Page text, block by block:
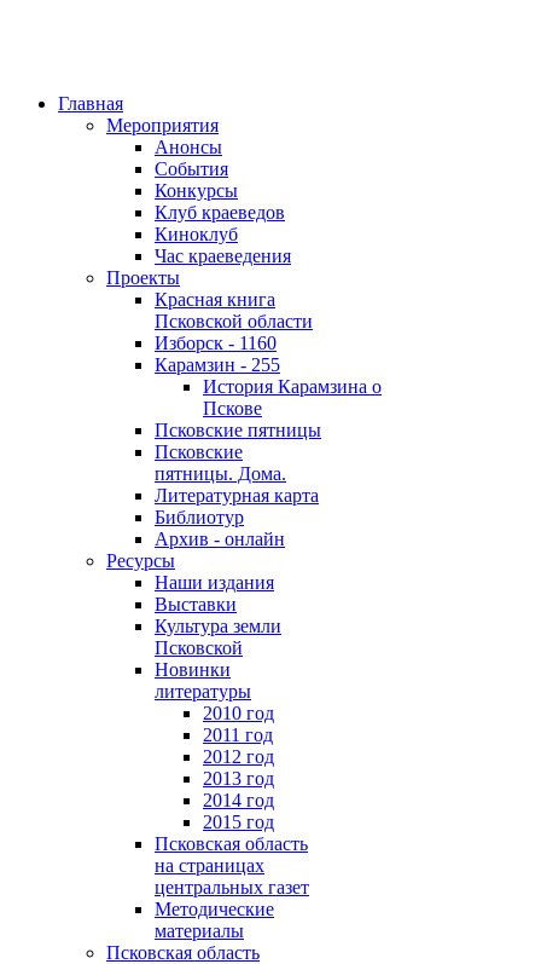
Главная
Мероприятия
Анонсы
События
Конкурсы
Клуб краеведов
Киноклуб
Час краеведения
Проекты
Красная книга
Псковской области
Изборск - 1160
Карамзин - 255
История Карамзина о
Пскове
Псковские пятницы
Псковские
пятницы. Дома.
Литературная карта
Библиотур
Архив - онлайн
Ресурсы
Наши издания
Выставки
Культура земли
Псковской
Новинки
литературы
2010 год
2011 год
2012 год
2013 год
2014 год
2015 год
Псковская область
на страницах
центральных газет
Методические
материалы
Псковская область